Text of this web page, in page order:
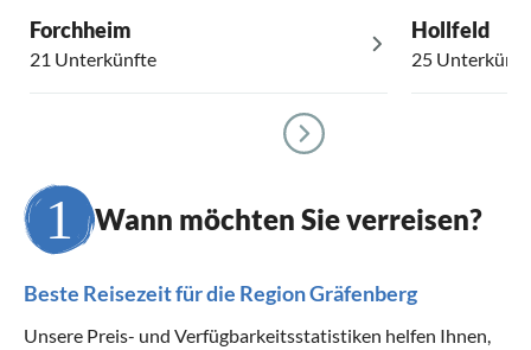
Forchheim
21 Unterkünfte
Hollfeld
25
Wann möchten Sie verreisen?
Beste Reisezeit für die Region Gräfenberg
Unsere Preis- und Verfügbarkeitsstatistiken helfen Ihnen,